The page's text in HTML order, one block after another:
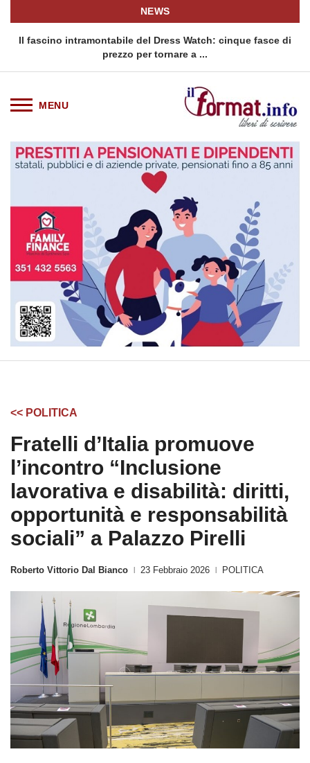
NEWS
Il fascino intramontabile del Dress Watch: cinque fasce di
prezzo per tornare a ...
<< POLITICA
Fratelli d’Italia promuove
l’incontro “Inclusione
lavorativa e disabilità: diritti,
opportunità e responsabilità
sociali” a Palazzo Pirelli
Roberto Vittorio Dal Bianco 23 Febbraio 2026 POLITICA